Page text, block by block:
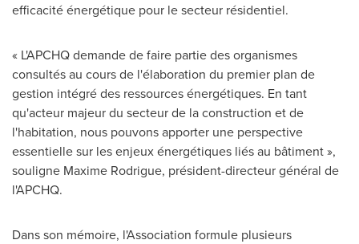
efficacité énergétique pour le secteur résidentiel.
« L'APCHQ demande de faire partie des organismes
consultés au cours de l'élaboration du premier plan de
gestion intégré des ressources énergétiques. En tant
qu'acteur majeur du secteur de la construction et de
l'habitation, nous pouvons apporter une perspective
essentielle sur les enjeux énergétiques liés au bâtiment »,
souligne Maxime Rodrigue, président-directeur général de
l'APCHQ.
Dans son mémoire, l'Association formule plusieurs